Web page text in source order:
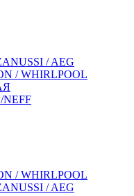
/ AEG
/ WHIRLPOOL
NEFF
/ WHIRLPOOL
/ AEG